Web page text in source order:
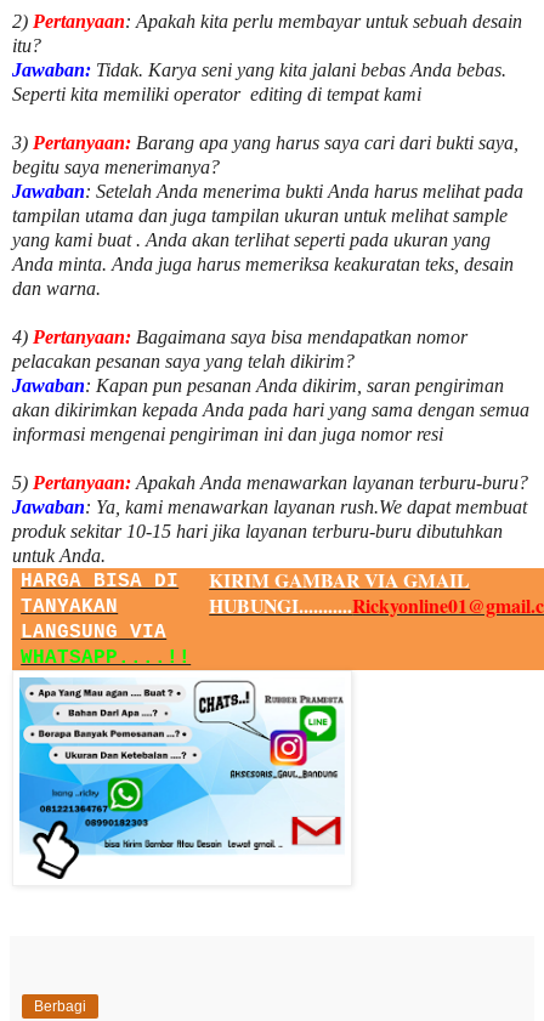
2) Pertanyaan: Apakah kita perlu membayar untuksebuah desain
itu?
Jawaban: Tidak. Karya seni yang kita jalani bebas Anda bebas.
Seperti kita memiliki operator editing di tempat kami
3) Pertanyaan: Barang apa yang harus saya cari dari bukti saya,
begitu saya menerimanya?
Jawaban: Setelah Anda menerima bukti Anda harus melihat pada
tampilan utama dan juga tampilan ukuran untuk melihatsample
yang kami buat . Anda akan terlihat seperti pada ukuran yang
Anda minta. Anda juga harus memeriksa keakuratan teks, desain
dan warna.
4) Pertanyaan: Bagaimana saya bisa mendapatkan nomor
pelacakan pesanan saya yang telah dikirim?
Jawaban: Kapan pun pesanan Anda dikirim, saran pengiriman
akan dikirimkan kepada Anda pada hari yang sama dengan semua
informasi mengenai pengiriman ini dan juga nomorresi
5) Pertanyaan: Apakah Anda menawarkan layanan terburu-buru?
Jawaban: Ya, kami menawarkan layanan rush.We dapat membuat
produk sekitar 10-15 hari jika layanan terburu-buru dibutuhkan
untuk Anda.
HARGA BISA DI
TANYAKAN
LANGSUNG VIA
WHATSAPP....!!
KIRIM GAMBAR VIA GMAIL
HUBUNGI...........
Berbagi